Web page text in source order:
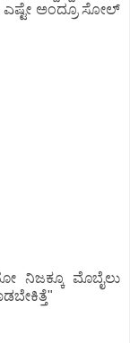
ಎಷ್ಟೇ ಅಂದ್ರೂ ಸೋಲ್
ನಿಜಕ್ಕೂ ಮೊಬೈಲು